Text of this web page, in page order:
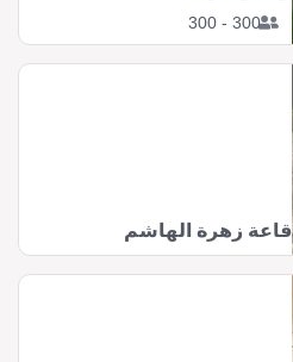
300 - 300
قاعة زهرة الهاشم